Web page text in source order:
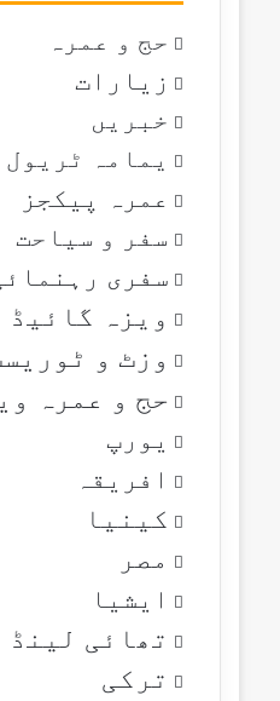
حج و عمرہ
زیارات
خبریں
یمامہ
عمرہ پیکجز
سفر و سیاحت
سفری
ویزہ گائیڈ
وزٹ و
حج و عمرہ
یورپ
افریقہ
کینیا
مصر
ایشیا
تھائی لینڈ
ترکی